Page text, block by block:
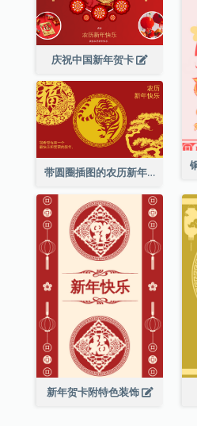
庆祝中国新年贺卡
带圆圈插图的农历新年快乐贺卡
新年贺卡附特色装饰